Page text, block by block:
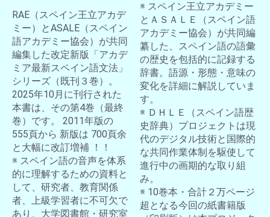
RAE（スペイン王立アカデ
ミー）とASALE（スペイン
語アカデミー協会）が共同
編集した改定新版「アカデ
ミア最新スペイン語文法」
シリーズ（既刊３巻）。
2025年10月に刊行された
本書は、その第4巻（最終
巻）です。 2011年版の
555頁から 新版は 700頁余
と大幅に改訂増補 ！！
※ スペイン語の音声を体系
的に理解するための資料と
して、研究者、教育関係
者、上級学習者に不可欠で
あり、大学図書館・研究室
※ スペイン王立アカデミー
とＡＳＡＬＥ（スペイン語
アカデミー協会）が共同編
纂した、スペイン語の語彙
の歴史を包括的に記録する
辞書。語源・形態・意味の
変化を詳細に解説していま
す。
※ ＤＨＬＥ（スペイン語歴
史辞典）プロジェクトは現
代のデジタル技術と国際的
な共同作業体制を駆使して
進行中の画期的な取り組
み。
※ 10巻本・合計２万ページ
超となる今回の紙書籍版